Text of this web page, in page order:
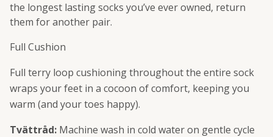
the longest lasting socks you’ve ever owned, return
them for another pair.
Full Cushion
Full terry loop cushioning throughout the entire sock
wraps your feet in a cocoon of comfort, keeping you
warm (and your toes happy).
Tvättråd: Machine wash in cold water on gentle cycle